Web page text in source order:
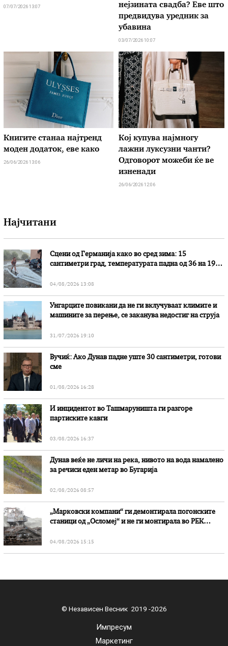
07/07/2026 13:07
нејзината свадба? Еве што
предвидува уредник за
убавина
03/07/2026 10:07
Книгите станаа најтренд
моден додаток, еве како
26/06/2026 13:06
Кој купува најмногу
лажни луксузни чанти?
Одговорот можеби ќе ве
изненади
26/06/2026 12:06
Најчитани
Сцени од Германија како во сред зима: 15
сантиметри град, температурата падна од 36 на 19
04/08/2026 13:08
Унгарците повикани да не ги вклучуваат климите и
машините за перење, се заканува недостиг на струја
31/07/2026 19:10
Вучиќ: Ако Дунав падне уште 30 сантиметри, готови
сме
01/08/2026 16:28
И инцидентот во Ташмаруништa ги разгоре
партиските кавги
03/08/2026 16:37
Дунав веќе не личи на река, нивото на вода намалено
за речиси еден метар во Бугарија
02/08/2026 08:57
„Марковски компани“ ги демонтирала погонските
станици од „Осломеј“ и не ги монтирала во РЕК
04/08/2026 15:15
© Независен Весник 2019 -2026
Импресум
Маркетинг